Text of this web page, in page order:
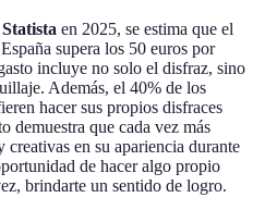
Statista en 2025, se estima que el
supera los 50 euros por
incluye no solo el disfraz, sino
Además, el 40% de los
hacer sus propios disfraces
demuestra que cada vez más
creativas en su apariencia durante
de hacer algo propio
brindarte un sentido de logro.